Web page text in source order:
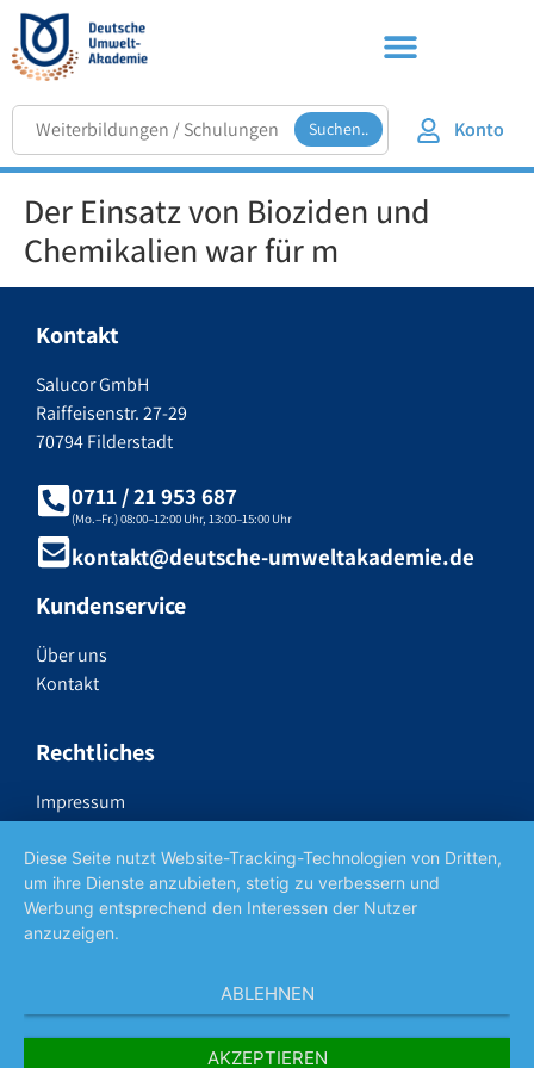
Suchen.. Konto
Der Einsatz von Bioziden und
Chemikalien war für m
Kontakt
Salucor GmbH
Raiffeisenstr. 27-29
70794 Filderstadt
0711 / 21 953 687
(Mo.–Fr.) 08:00–12:00 Uhr, 13:00–15:00 Uhr
kontakt@deutsche-umweltakademie.de
Kundenservice
Über uns
Kontakt
Rechtliches
Impressum
Datenschutzerklärung
Widerrufsrecht
AGB
Diese Seite nutzt Website-Tracking-Technologien von Dritten,
um ihre Dienste anzubieten, stetig zu verbessern und
Werbung entsprechend den Interessen der Nutzer
anzuzeigen.
ABLEHNEN
AKZEPTIEREN